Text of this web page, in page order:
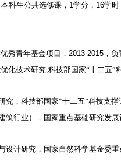
本科生公共选修课， 1学分， 16学时
秀青年基金项目， 2013-2015 ，
化技术研究,科技部国家“十二五”
究，科技部国家“十二五”科技支撑
筑行业），国家重点基础研究发展
设计研究，国家自然科学基金委